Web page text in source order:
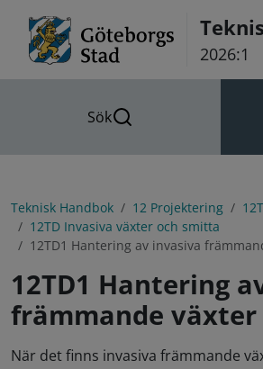
2026:1
Sök
Teknisk Handbok 12 Projektering
12TD Invasiva växter och smitta
12TD1 Hantering av invasiva
12TD1 Hantering
främmande växter
När det finns invasiva främmande